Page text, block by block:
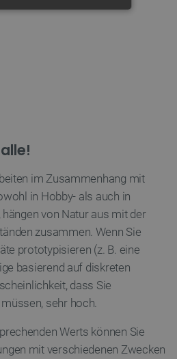
im Zusammenhang mit
in Hobby- als auch in
von Natur aus mit der
zusammen. Wenn Sie
prototypisieren (z. B. eine
basierend auf diskreten
dass Sie
sehr hoch.
Werts können Sie
mit verschiedenen Zwecken
ERFORDERLICH
Performance
Funktionalität
Cookies ermöglichen
der Website wie die
erforderlichen Cookies kann
verwendet
YouTube
.youtube.com